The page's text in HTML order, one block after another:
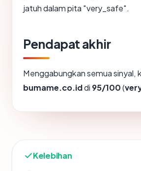
jatuh dalam pita "very_safe".
Pendapat akhir
Menggabungkan semua sinyal,
bumame.co.iddi 95/100(
Kelebihan